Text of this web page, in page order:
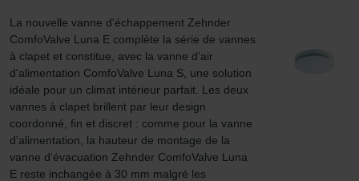
La nouvelle vanne d'échappement Zehnder
ComfoValve Luna E complète la série de vannes
à clapet et constitue, avec la vanne d'air
d'alimentation ComfoValve Luna S, une solution
idéale pour un climat intérieur parfait. Les deux
vannes à clapet brillent par leur design
coordonné, fin et discret : comme pour la vanne
d'alimentation, la hauteur de montage de la
vanne d'évacuation Zehnder ComfoValve Luna
E reste inchangée à 30 mm malgré les